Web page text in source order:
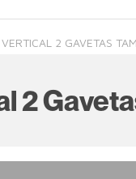
2 GAVETAS
2